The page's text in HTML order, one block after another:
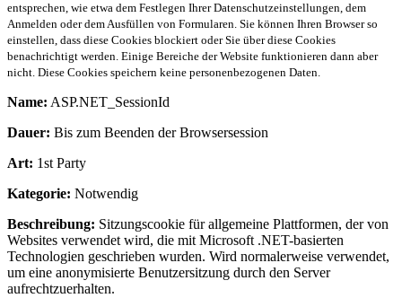
entsprechen, wie etwa dem Festlegen Ihrer Datenschutzeinstellungen, dem
Anmelden oder dem Ausfüllen von Formularen. Sie können Ihren Browser so
einstellen, dass diese Cookies blockiert oder Sie über diese Cookies
benachrichtigt werden. Einige Bereiche der Website funktionieren dann aber
nicht. Diese Cookies speichern keine personenbezogenen Daten.
Name: ASP.NET_SessionId
Dauer: Bis zum Beenden der Browsersession
Art: 1st Party
Kategorie: Notwendig
Beschreibung: Sitzungscookie für allgemeine Plattformen, der von
Websites verwendet wird, die mit Microsoft .NET-basierten
Technologien geschrieben wurden. Wird normalerweise verwendet,
um eine anonymisierte Benutzersitzung durch den Server
aufrechtzuerhalten.